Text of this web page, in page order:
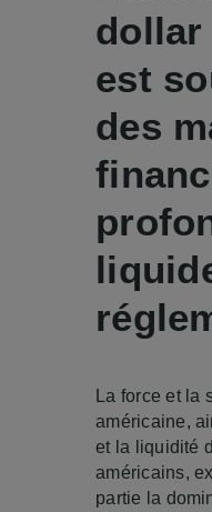
dollar
est
des
La force et la
américaine,
et la liquidité
américains,
partie la